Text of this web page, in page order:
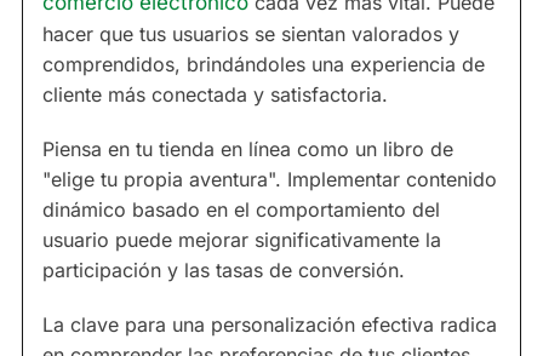
hacer que tus usuarios se sientan valorados y
comprendidos, brindándoles una experiencia de
cliente más conectada y satisfactoria.
Piensa en tu tienda en línea como un libro de
"elige tu propia aventura". Implementar contenido
dinámico basado en el comportamiento del
usuario puede mejorar significativamente la
participación y las tasas de conversión.
La clave para una personalización efectiva radica